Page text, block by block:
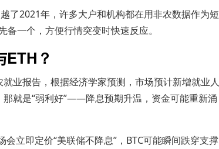
了2021年，许多大户和机构都在用非农数据作为短
备一个，方便行情突变时快速反应。
？
业报告，根据经济学家预测，市场预计新增就业人
就是“弱利好”——降息预期升温，资金可能重新涌
立即定价“美联储不降息”，BTC可能瞬间跌穿支撑